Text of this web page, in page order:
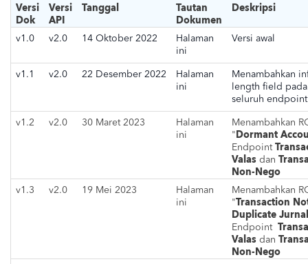
Versi
Dok
Versi
API
Tanggal
Tautan
Dokumen
Deskripsi
v1.0 v2.0 14 Oktober 2022
Halaman
ini
Versi awal
v1.1 v2.0 22 Desember 2022
Halaman
ini
Menambahkan
length field
seluruh endpoint
v1.2 v2.0 30 Maret 2023
Halaman
ini
Menambahkan
"Dormant
Endpoint
Valas dan
Non-Nego
v1.3 v2.0 19 Mei 2023
Halaman
ini
Menambahkan
"Transaction
Duplicate
Endpoint
Valas dan
Non-Nego